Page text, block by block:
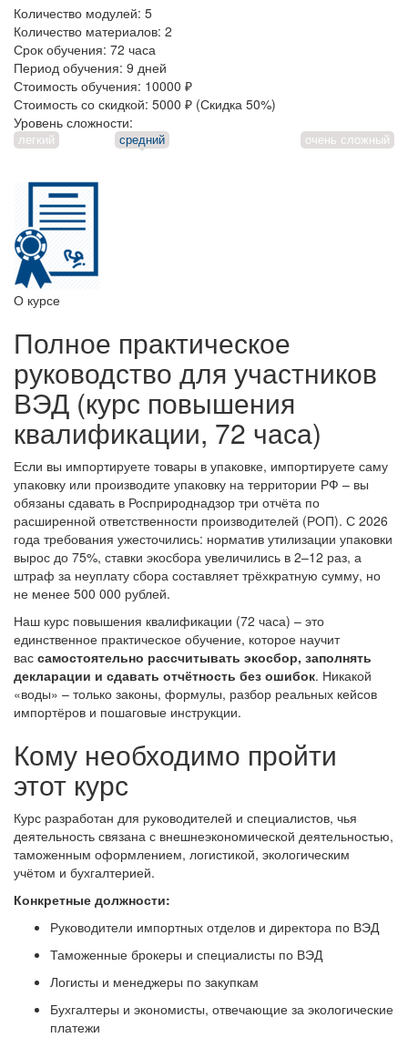
Количество модулей: 5
Количество материалов: 2
Срок обучения: 72 часа
Период обучения: 9 дней
Стоимость обучения: 10000 ₽
Стоимость со скидкой: 5000 ₽ (Скидка 50%)
Уровень сложности:
легкий очень сложный
средний
О курсе
Полное практическое
руководство для участников
ВЭД (курс повышения
квалификации, 72 часа)
Если вы импортируете товары в упаковке, импортируете саму
упаковку или производите упаковку на территории РФ – вы
обязаны сдавать в Росприроднадзор три отчёта по
расширенной ответственности производителей (РОП). С 2026
года требования ужесточились: норматив утилизации упаковки
вырос до 75%, ставки экосбора увеличились в 2–12 раз, а
штраф за неуплату сбора составляет трёхкратную сумму, но
не менее 500 000 рублей.
Наш курс повышения квалификации (72 часа) – это
единственное практическое обучение, которое научит
вас самостоятельно рассчитывать экосбор, заполнять
декларации и сдавать отчётность без ошибок. Никакой
«воды» – только законы, формулы, разбор реальных кейсов
импортёров и пошаговые инструкции.
Кому необходимо пройти
этот курс
Курс разработан для руководителей и специалистов, чья
деятельность связана с внешнеэкономической деятельностью,
таможенным оформлением, логистикой, экологическим
учётом и бухгалтерией.
Конкретные должности:
Руководители импортных отделов и директора по ВЭД
Таможенные брокеры и специалисты по ВЭД
Логисты и менеджеры по закупкам
Бухгалтеры и экономисты, отвечающие за экологические
платежи